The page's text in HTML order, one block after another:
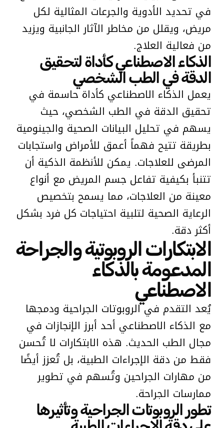
في تحديد الأدوية والجرعات المثالية لكل
مريض، ويقلل من مخاطر الآثار الجانبية ويزيد
من فعالية العلاج.
الذكاء الاصطناعي كأداة لتحقيق
الدقة في الطب الشخصي
يعمل الذكاء الاصطناعي كأداة حاسمة في
تحقيق الدقة في الطب الشخصي، حيث
يسهم في تحليل البيانات الصحية والجينومية
بطريقة تتيح فهماً أعمق للأمراض واستجابات
المرضى للعلاجات. يمكن للأنظمة الذكية أن
تتنبأ بكيفية تفاعل جسم المريض مع أنواع
معينة من العلاجات، مما يسمح بتخصيص
الرعاية الصحية لتلبية احتياجات كل فرد بشكل
أكثر دقة.
الابتكارات الروبوتية والجراحة
المدعومة بالذكاء
الاصطناعي
يُعد التقدم في الروبوتات الجراحية ودمجها
مع الذكاء الاصطناعي أحد أبرز الإنجازات في
مجال الطب الحديث. هذه الابتكارات لا تُحسن
فقط من دقة الإجراءات الطبية، بل تُعزز أيضًا
من مهارات الجراحين وتُسهم في تطوير
ممارسات الجراحة.
تطور الروبوتات الجراحية وتأثيرها